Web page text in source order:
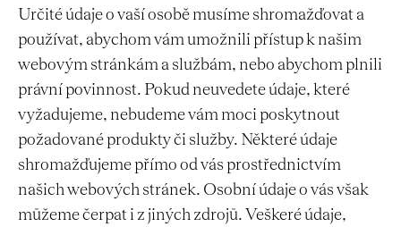
Určité údaje o vaší osobě musíme shromažďovat a
používat, abychom vám umožnili přístup k našim
webovým stránkám a službám, nebo abychom plnili
právní povinnost. Pokud neuvedete údaje, které
vyžadujeme, nebudeme vám moci poskytnout
požadované produkty či služby. Některé údaje
shromažďujeme přímo od vás prostřednictvím
našich webových stránek. Osobní údaje o vás však
můžeme čerpat i z jiných zdrojů. Veškeré údaje,